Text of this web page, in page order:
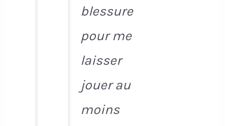
blessure
pour me
laisser
jouer au
moins